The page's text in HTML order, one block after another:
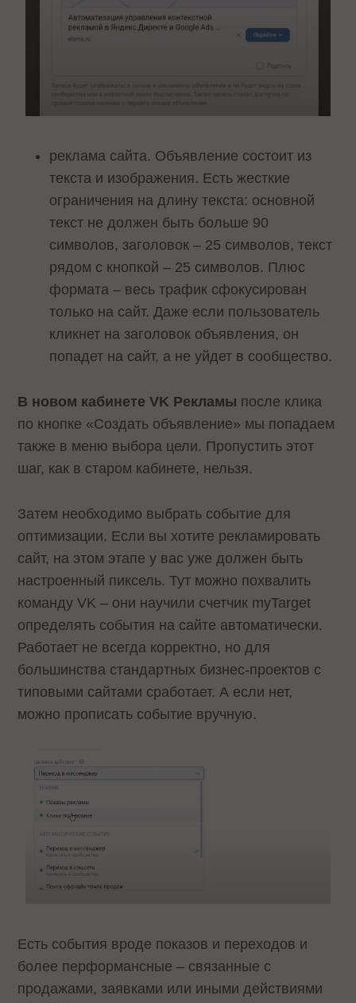
реклама сайта. Объявление состоит из
текста и изображения. Есть жесткие
ограничения на длину текста: основной
текст не должен быть больше 90
символов, заголовок – 25 символов, текст
рядом с кнопкой – 25 символов. Плюс
формата – весь трафик сфокусирован
только на сайт. Даже если пользователь
кликнет на заголовок объявления, он
попадет на сайт, а не уйдет в сообщество.
В новом кабинете VK Рекламы после клика
по кнопке «Создать объявление» мы попадаем
также в меню выбора цели. Пропустить этот
шаг, как в старом кабинете, нельзя.
Затем необходимо выбрать событие для
оптимизации. Если вы хотите рекламировать
сайт, на этом этапе у вас уже должен быть
настроенный пиксель. Тут можно похвалить
команду VK – они научили счетчик myTarget
определять события на сайте автоматически.
Работает не всегда корректно, но для
большинства стандартных бизнес-проектов с
типовыми сайтами сработает. А если нет,
можно прописать событие вручную.
Есть события вроде показов и переходов и
более перформансные – связанные с
продажами, заявками или иными действиями